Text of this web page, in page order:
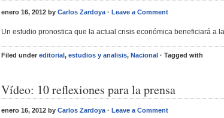
enero 16, 2012 by Carlos Zardoya · Leave a Comment
Un estudio pronostica que la actual crisis económica beneficiará a
Filed under editorial, estudios y analisis, Nacional · Tagged with
Vídeo: 10 reflexiones para la prensa
enero 16, 2012 by Carlos Zardoya · Leave a Comment